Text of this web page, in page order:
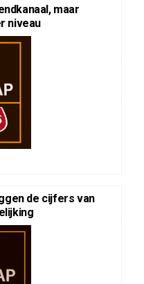
maar
niveau
de cijfers van